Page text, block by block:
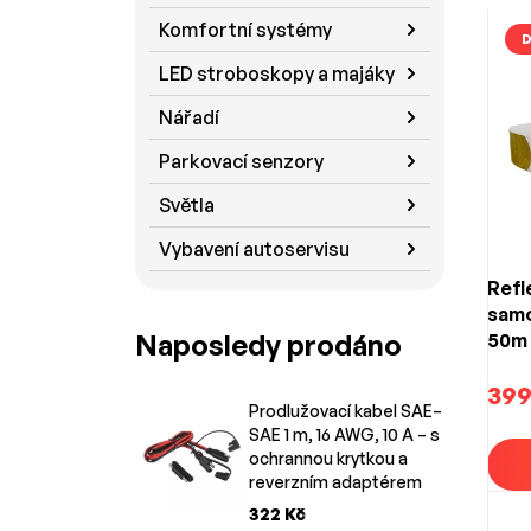
Komfortní systémy
LED stroboskopy a majáky
Nářadí
Parkovací senzory
Světla
Vybavení autoservisu
Naposledy prodáno
Prodlužovací kabel SAE–
SAE 1 m, 16 AWG, 10 A – s
ochrannou krytkou a
reverzním adaptérem
322 Kč